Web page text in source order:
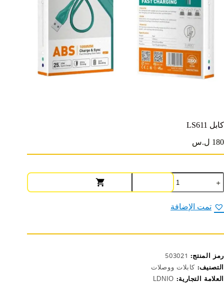
كابل LS611
180 ل.س
كمية
كابل
LS611
تمت الإضافة
رمز المنتج: 503021
التصنيف: كابلات ووصلات
العلامة التجارية: LDNIO